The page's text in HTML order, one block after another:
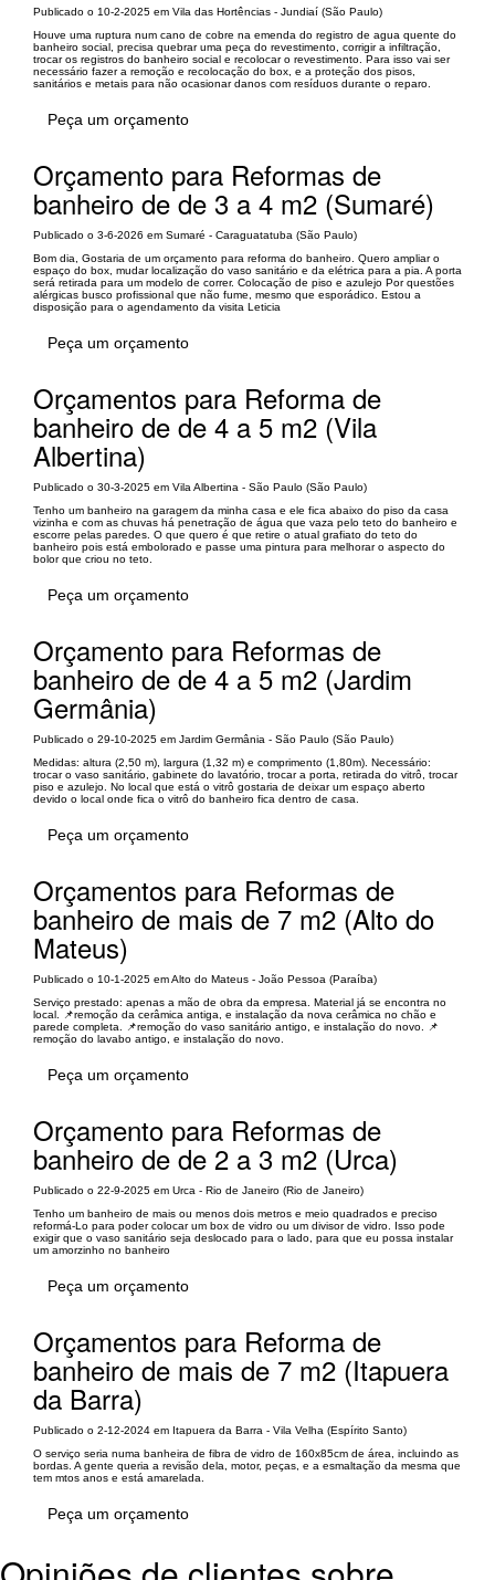
Publicado o 10-2-2025 em Vila das Hortências - Jundiaí (São Paulo)
Houve uma ruptura num cano de cobre na emenda do registro de agua quente do
banheiro social, precisa quebrar uma peça do revestimento, corrigir a infiltração,
trocar os registros do banheiro social e recolocar o revestimento. Para isso vai ser
necessário fazer a remoção e recolocação do box, e a proteção dos pisos,
sanitários e metais para não ocasionar danos com resíduos durante o reparo.
Peça um orçamento
Orçamento para Reformas de
banheiro de de 3 a 4 m2 (Sumaré)
Publicado o 3-6-2026 em Sumaré - Caraguatatuba (São Paulo)
Bom dia, Gostaria de um orçamento para reforma do banheiro. Quero ampliar o
espaço do box, mudar localização do vaso sanitário e da elétrica para a pia. A porta
será retirada para um modelo de correr. Colocação de piso e azulejo Por questões
alérgicas busco profissional que não fume, mesmo que esporádico. Estou a
disposição para o agendamento da visita Leticia
Peça um orçamento
Orçamentos para Reforma de
banheiro de de 4 a 5 m2 (Vila
Albertina)
Publicado o 30-3-2025 em Vila Albertina - São Paulo (São Paulo)
Tenho um banheiro na garagem da minha casa e ele fica abaixo do piso da casa
vizinha e com as chuvas há penetração de água que vaza pelo teto do banheiro e
escorre pelas paredes. O que quero é que retire o atual grafiato do teto do
banheiro pois está embolorado e passe uma pintura para melhorar o aspecto do
bolor que criou no teto.
Peça um orçamento
Orçamento para Reformas de
banheiro de de 4 a 5 m2 (Jardim
Germânia)
Publicado o 29-10-2025 em Jardim Germânia - São Paulo (São Paulo)
Medidas: altura (2,50 m), largura (1,32 m) e comprimento (1,80m). Necessário:
trocar o vaso sanitário, gabinete do lavatório, trocar a porta, retirada do vitrô, trocar
piso e azulejo. No local que está o vitrô gostaria de deixar um espaço aberto
devido o local onde fica o vitrô do banheiro fica dentro de casa.
Peça um orçamento
Orçamentos para Reformas de
banheiro de mais de 7 m2 (Alto do
Mateus)
Publicado o 10-1-2025 em Alto do Mateus - João Pessoa (Paraíba)
Serviço prestado: apenas a mão de obra da empresa. Material já se encontra no
local. 📌remoção da cerâmica antiga, e instalação da nova cerâmica no chão e
parede completa. 📌remoção do vaso sanitário antigo, e instalação do novo. 📌
remoção do lavabo antigo, e instalação do novo.
Peça um orçamento
Orçamento para Reformas de
banheiro de de 2 a 3 m2 (Urca)
Publicado o 22-9-2025 em Urca - Rio de Janeiro (Rio de Janeiro)
Tenho um banheiro de mais ou menos dois metros e meio quadrados e preciso
reformá-Lo para poder colocar um box de vidro ou um divisor de vidro. Isso pode
exigir que o vaso sanitário seja deslocado para o lado, para que eu possa instalar
um amorzinho no banheiro
Peça um orçamento
Orçamentos para Reforma de
banheiro de mais de 7 m2 (Itapuera
da Barra)
Publicado o 2-12-2024 em Itapuera da Barra - Vila Velha (Espírito Santo)
O serviço seria numa banheira de fibra de vidro de 160x85cm de área, incluindo as
bordas. A gente queria a revisão dela, motor, peças, e a esmaltação da mesma que
tem mtos anos e está amarelada.
Peça um orçamento